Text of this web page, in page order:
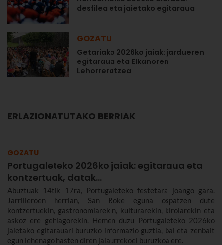
desfilea eta jaietako egitaraua
GOZATU
Getariako 2026ko jaiak: jardueren
egitaraua eta Elkanoren
Lehorreratzea
ERLAZIONATUTAKO BERRIAK
GOZATU
Portugaleteko 2026ko jaiak: egitaraua eta
kontzertuak, datak...
Abuztuak 14tik 17ra, Portugaleteko festetara joango gara.
Jarrilleroen herrian, San Roke eguna ospatzen dute
kontzertuekin, gastronomiarekin, kulturarekin, kirolarekin eta
askoz ere gehiagorekin. Hemen duzu Portugaleteko 2026ko
jaietako egitarauari buruzko informazio guztia, bai eta zenbait
egun lehenago hasten diren jaiaurrekoei buruzkoa ere.